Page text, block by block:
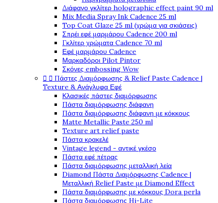
Διάφανο γκλίτερ holographic effect paint 90 ml
Mix Media Spray Ink Cadence 25 ml
Top Coat Glaze 25 ml (χρώμα για σκιάσεις)
Σπρέι εφέ μαρμάρου Cadence 200 ml
Γκλίτερ χρώματα Cadence 70 ml
Εφέ μαρμάρου Cadence
Μαρκαδόροι Pilot Pintor
Σκόνες embossing Wow
  Πάστες Διαμόρφωσης & Relief Paste Cadence |
Texture & Ανάγλυφα Εφέ
Κλασικές πάστες διαμόρφωσης
Πάστα διαμόρφωσης διάφανη
Πάστα διαμόρφωσης διάφανη με κόκκους
Matte Metallic Paste 250 ml
Texture art relief paste
Πάστα κρακελέ
Vintage legend - αντικέ γκέσο
Πάστα εφέ πέτρας
Πάστα διαμόρφωσης μεταλλική λεία
Diamond Πάστα Διαμόρφωσης Cadence |
Μεταλλική Relief Paste με Diamond Effect
Πάστα διαμόρφωσης με κόκκους Dora perla
Πάστα διαμόρφωσης Hi-Lite